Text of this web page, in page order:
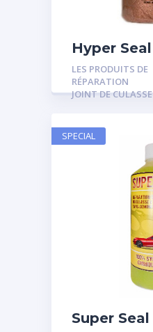
Hyper Seal
LES PRODUITS DE
RÉPARATION
JOINT DE CULASSE
Super Seal
SPECIAL